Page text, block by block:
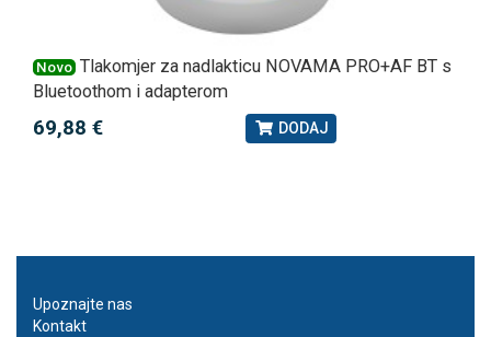
Novo Tlakomjer za nadlakticu NOVAMA PRO+AF BT s
Bluetoothom i adapterom
69,88 € DODAJ
Upoznajte nas
Kontakt